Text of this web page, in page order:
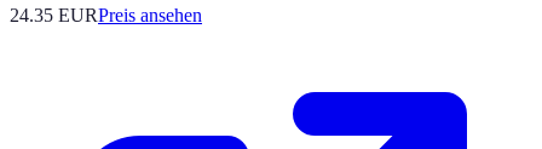
24.35 EURPreis ansehen